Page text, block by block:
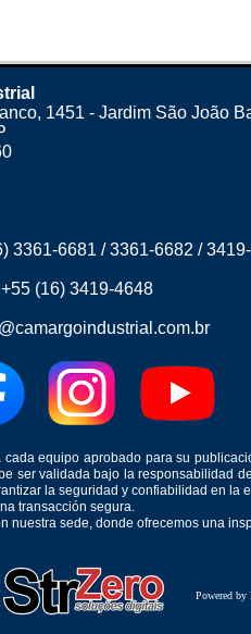
1451 - Jardim São João
3361-6681 /3361-6682 /
+55 (16) 3419-4648
equipo aprobado para su
ser validada bajo la responsabilidad
la seguridad y confiabilidad en
transacción segura.
sede, donde ofrecemos una
Powered by